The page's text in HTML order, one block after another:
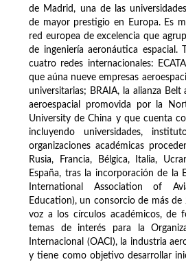
de Madrid, una de las
de mayor prestigio en Europa. Es
red europea de excelencia que
de ingeniería aeronáutica espacial.
cuatro redes internacionales:
que aúna nueve empresas
universitarias; BRAIA, la alianza
aeroespacial promovida por la
University de China y que cuenta
incluyendo universidades,
organizaciones académicas
Rusia, Francia, Bélgica, Italia,
España, tras la incorporación de la
International Association of
Education), un consorcio de más de
voz a los círculos académicos, de
temas de interés para la
Internacional (OACI), la industria
y tiene como objetivo desarrollar